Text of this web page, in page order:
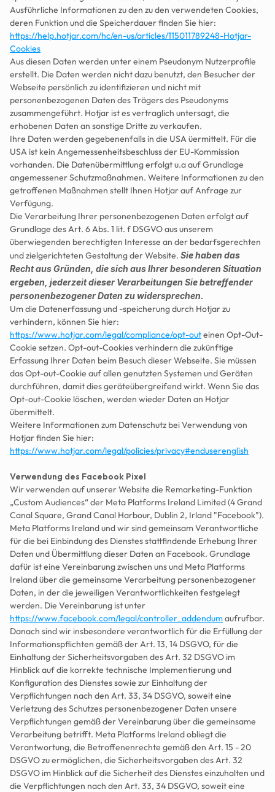
Ausführliche Informationen zu den zu den verwendeten Cookies,
https://help.hotjar.com/hc/en-us/articles/115011789248-Hotjar-
Cookies
Aus diesen Daten werden unter einem Pseudonym Nutzerprofile
erstellt. Die Daten werden nicht dazu benutzt, den Besucher der
Webseite persönlich zu identifizieren und nicht mit
personenbezogenen Daten des Trägers des Pseudonyms
zusammengeführt. Hotjar ist es vertraglich untersagt, die
erhobenen Daten an sonstige Dritte zu verkaufen.
Ihre Daten werden gegebenenfalls in die USA üermittelt. Für die
USA ist kein Angemessenheitsbeschluss der EU-Kommission
vorhanden. Die Datenübermittlung erfolgt u.a auf Grundlage
angemessener Schutzmaßnahmen. Weitere Informationen zu den
getroffenen Maßnahmen stellt Ihnen Hotjar auf Anfrage zur
Verfügung.
Die Verarbeitung Ihrer personenbezogenen Daten erfolgt auf
Grundlage des Art. 6 Abs. 1 lit. f DSGVO aus unserem
überwiegenden berechtigten Interesse an der bedarfsgerechten
und zielgerichteten Gestaltung der Website. Sie haben das
Recht aus Gründen, die sich aus Ihrer besonderen Situation
ergeben, jederzeit dieser Verarbeitungen Sie betreffender
personenbezogener Daten zu widersprechen.
Um die Datenerfassung und -speicherung durch Hotjar zu
https://www.hotjar.com/legal/compliance/opt-out einen Opt-Out-
Cookie setzen. Opt-out-Cookies verhindern die zukünftige
Erfassung Ihrer Daten beim Besuch dieser Webseite. Sie müssen
das Opt-out-Cookie auf allen genutzten Systemen und Geräten
durchführen, damit dies geräteübergreifend wirkt. Wenn Sie das
Opt-out-Cookie löschen, werden wieder Daten an Hotjar
übermittelt.
Weitere Informationen zum Datenschutz bei Verwendung von
https://www.hotjar.com/legal/policies/privacy#enduserenglish
Verwendung des Facebook Pixel
Wir verwenden auf unserer Website die Remarketing-Funktion
„Custom Audiences“ der Meta Platforms Ireland Limited (4 Grand
Canal Square, Grand Canal Harbour, Dublin 2, Irland "Facebook").
Meta Platforms Ireland und wir sind gemeinsam Verantwortliche
für die bei Einbindung des Dienstes stattfindende Erhebung Ihrer
Daten und Übermittlung dieser Daten an Facebook. Grundlage
dafür ist eine Vereinbarung zwischen uns und Meta Platforms
Ireland über die gemeinsame Verarbeitung personenbezogener
Daten, in der die jeweiligen Verantwortlichkeiten festgelegt
https://www.facebook.com/legal/controller_addendum aufrufbar.
Danach sind wir insbesondere verantwortlich für die Erfüllung der
Informationspflichten gemäß der Art. 13, 14 DSGVO, für die
Einhaltung der Sicherheitsvorgaben des Art. 32 DSGVO im
Hinblick auf die korrekte technische Implementierung und
Konfiguration des Dienstes sowie zur Einhaltung der
Verpflichtungen nach den Art. 33, 34 DSGVO, soweit eine
Verletzung des Schutzes personenbezogener Daten unsere
Verpflichtungen gemäß der Vereinbarung über die gemeinsame
Verarbeitung betrifft. Meta Platforms Ireland obliegt die
Verantwortung, die Betroffenenrechte gemäß den Art. 15 - 20
DSGVO zu ermöglichen, die Sicherheitsvorgaben des Art. 32
DSGVO im Hinblick auf die Sicherheit des Dienstes einzuhalten und
die Verpflichtungen nach den Art. 33, 34 DSGVO, soweit eine